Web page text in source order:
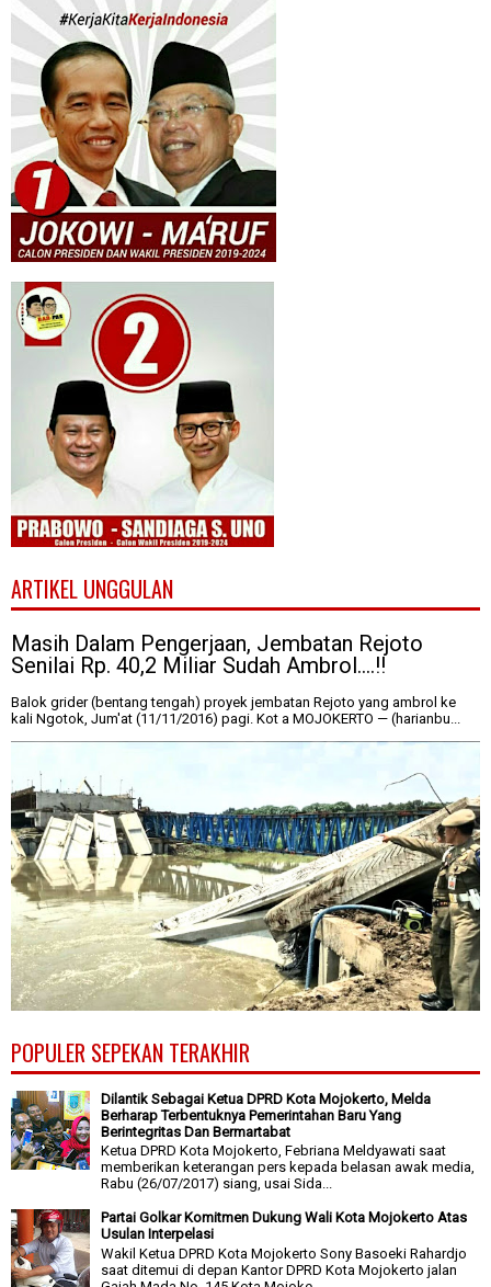
ARTIKEL UNGGULAN
Masih Dalam Pengerjaan, Jembatan Rejoto
Senilai Rp. 40,2 Miliar Sudah Ambrol....!!
Balok grider (bentang tengah) proyek jembatan Rejoto yang ambrol ke
kali Ngotok, Jum'at (11/11/2016) pagi. Kot a MOJOKERTO — (harianbu...
POPULER SEPEKAN TERAKHIR
Dilantik Sebagai Ketua DPRD Kota Mojokerto, Melda
Berharap Terbentuknya Pemerintahan Baru Yang
Berintegritas Dan Bermartabat
Ketua DPRD Kota Mojokerto, Febriana Meldyawati saat
memberikan keterangan pers kepada belasan awak media,
Rabu (26/07/2017) siang, usai Sida...
Partai Golkar Komitmen Dukung Wali Kota Mojokerto Atas
Usulan Interpelasi
Wakil Ketua DPRD Kota Mojokerto Sony Basoeki Rahardjo
saat ditemui di depan Kantor DPRD Kota Mojokerto jalan